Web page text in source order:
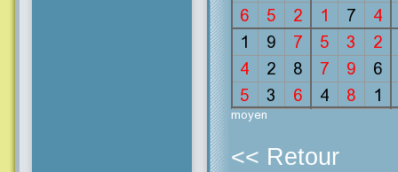
<< Retour